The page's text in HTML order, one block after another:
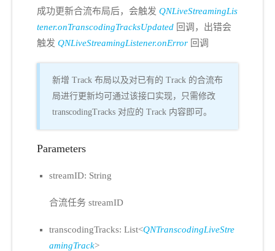
成功更新合流布局后，会触发 QNLiveStreamingLis
tener.onTranscodingTracksUpdated 回调，出错会
触发 QNLiveStreamingListener.onError 回调
新增 Track 布局以及对已有的 Track 的合流布
局进行更新均可通过该接口实现，只需修改
transcodingTracks 对应的 Track 内容即可。
Parameters
streamID: String
合流任务 streamID
transcodingTracks: List<QNTranscodingLiveStre
amingTrack>